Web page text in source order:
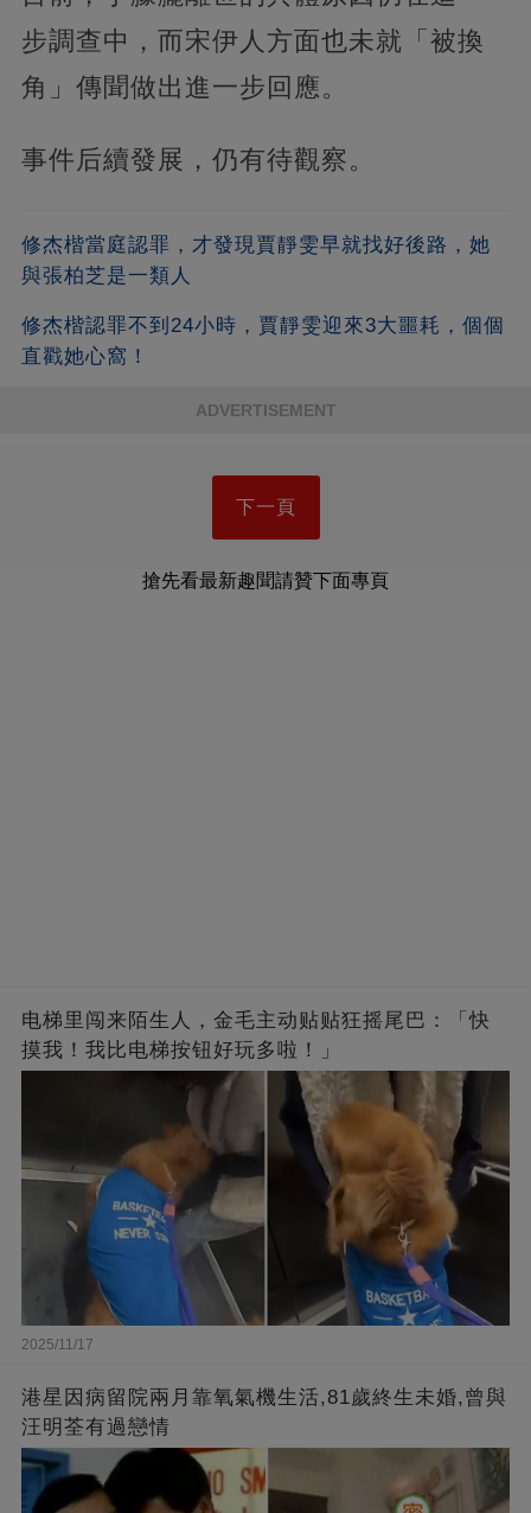
步調查中，而宋伊人方面也未就「被換
角」傳聞做出進一步回應。
事件后續發展，仍有待觀察。
修杰楷當庭認罪，才發現賈靜雯早就找好後路，她
與張柏芝是一類人
修杰楷認罪不到24小時，賈靜雯迎來3大噩耗，個個
直戳她心窩！
ADVERTISEMENT
下一頁
搶先看最新趣聞請贊下面專頁
电梯里闯来陌生人，金毛主动贴贴狂摇尾巴：「快
摸我！我比电梯按钮好玩多啦！」
2025/11/17
港星因病留院兩月靠氧氣機生活,81歲終生未婚,曾與
汪明荃有過戀情